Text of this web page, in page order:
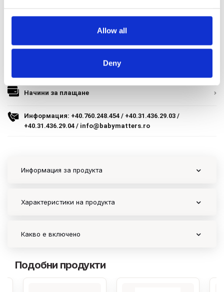
Allow all
Deny
Политика за поверителност
Политика за бисквитки
Политика за доставка и връщане
Форма за връщане
Контакт
Запас
Начини за плащане
Информация: +40.760.248.454 / +40.31.436.29.03 /
+40.31.436.29.04 / info@babymatters.ro
Информация за продукта
Характеристики на продукта
Какво е включено
Подобни продукти
Verde cu detalii negre